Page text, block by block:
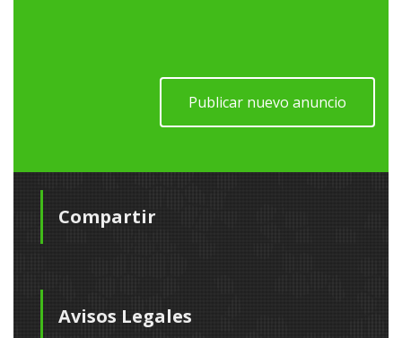
Publicar nuevo anuncio
Compartir
Avisos Legales